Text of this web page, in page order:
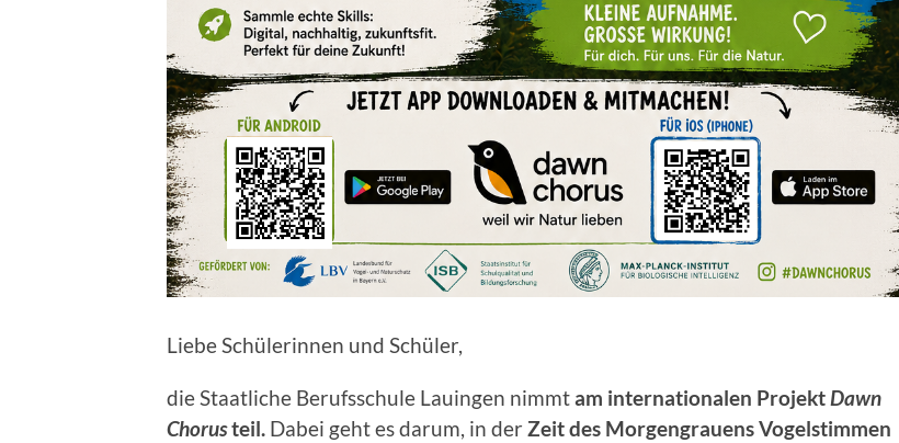
Liebe Schülerinnen und Schüler,
die Staatliche Berufsschule Lauingen nimmtam internationalen ProjektDawn
Chorusteil. Dabei geht es darum, in der Zeit des Morgengrauens Vogelstimmen